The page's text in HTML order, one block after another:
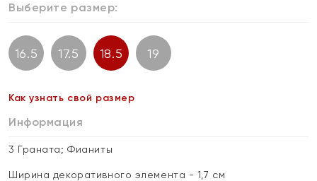
Выберите размер:
16.5 17.5 18.5 19
Как узнать свой размер
Информация
3 Граната; Фианиты
Ширина декоративного элемента - 1,7 см